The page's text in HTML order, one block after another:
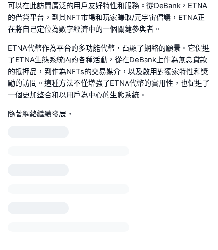
可以在此訪問廣泛的用戶友好特性和服務。從DeBank，ETNA
的借貸平台，到其NFT市場和玩家賺取/元宇宙倡議，ETNA正
在將自己定位為數字經濟中的一個關鍵參與者。
ETNA代幣作為平台的多功能代幣，凸顯了網絡的願景。它促進
了ETNA生態系統內的各種活動，從在DeBank上作為無息貸款
的抵押品，到作為NFTs的交易媒介，以及啟用對獨家特性和獎
勵的訪問。這種方法不僅增強了ETNA代幣的實用性，也促進了
一個更加整合和以用戶為中心的生態系統。
隨著網絡繼續發展，